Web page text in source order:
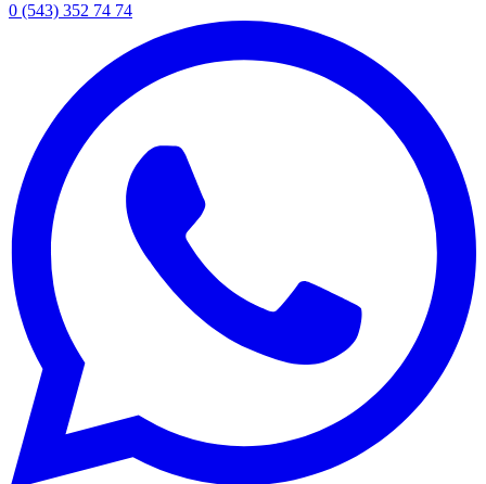
0 (543) 352 74 74